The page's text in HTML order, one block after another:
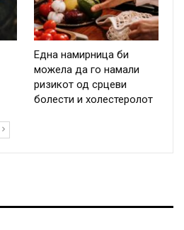
Една намирница би
можела да го намали
ризикот од срцеви
болести и холестеролот